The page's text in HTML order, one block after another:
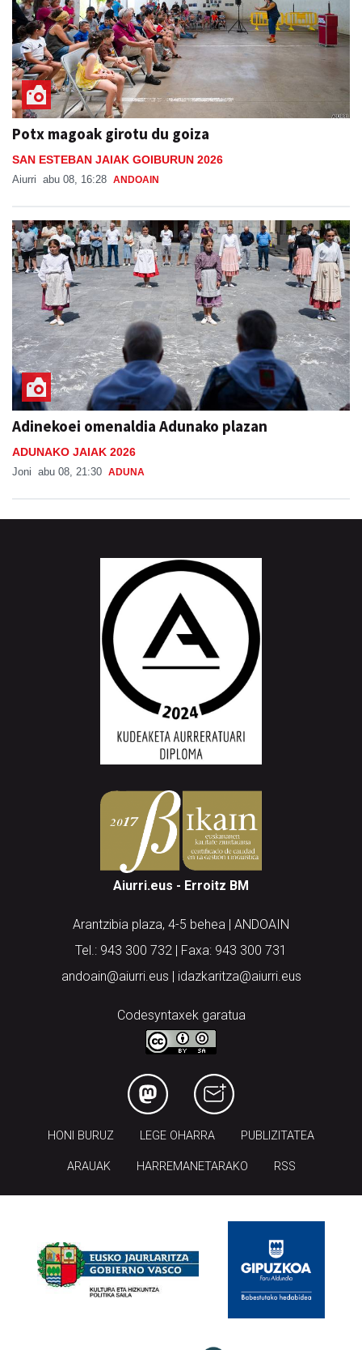
Potx magoak girotu du goiza
SAN ESTEBAN JAIAK GOIBURUN 2026
Aiurri abu 08, 16:28 ANDOAIN
Adinekoei omenaldia Adunako plazan
ADUNAKO JAIAK 2026
Joni abu 08, 21:30 ADUNA
Aiurri.eus - Erroitz BM
Arantzibia plaza, 4-5 behea | ANDOAIN
Tel.: 943 300 732 | Faxa: 943 300 731
andoain@aiurri.eus | idazkaritza@aiurri.eus
Codesyntaxek garatua
HONI BURUZ LEGE OHARRA PUBLIZITATEA
ARAUAK HARREMANETARAKO RSS